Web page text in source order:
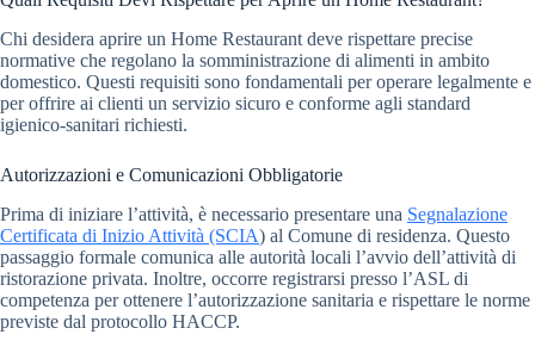
Chi desidera aprire un Home Restaurant deve rispettare precise
normative che regolano la somministrazione di alimenti in ambito
domestico. Questi requisiti sono fondamentali per operare legalmente e
per offrire ai clienti un servizio sicuro e conforme agli standard
igienico-sanitari richiesti.
Autorizzazioni e Comunicazioni Obbligatorie
Prima di iniziare l’attività, è necessario presentare una Segnalazione
Certificata di Inizio Attività (SCIA) al Comune di residenza. Questo
passaggio formale comunica alle autorità locali l’avvio dell’attività di
ristorazione privata. Inoltre, occorre registrarsi presso l’ASL di
competenza per ottenere l’autorizzazione sanitaria e rispettare le norme
previste dal protocollo HACCP.